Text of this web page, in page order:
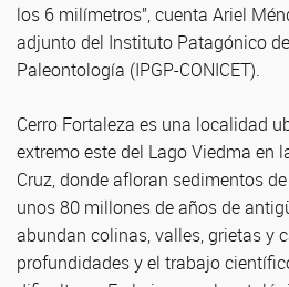
los 6 milímetros”, cuenta Ariel
adjunto del Instituto Patagónico
Paleontología (IPGP-CONICET).
Cerro Fortaleza es una localidad
extremo este del Lago Viedma en
Cruz, donde afloran sedimentos
unos 80 millones de años de
abundan colinas, valles, grietas y
profundidades y el trabajo